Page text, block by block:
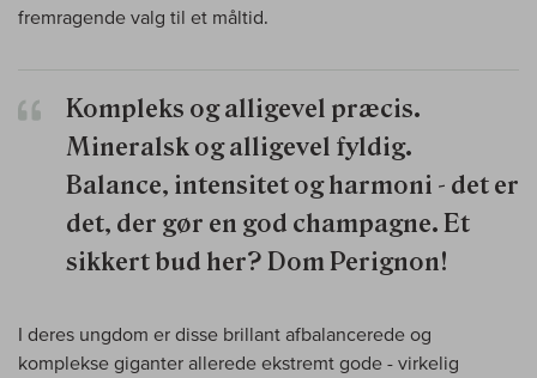
fremragende valg til et måltid.
Kompleks og alligevel præcis.
Mineralsk og alligevel fyldig.
Balance, intensitet og harmoni - det er
det, der gør en god champagne. Et
sikkert bud her? Dom Perignon!
I deres ungdom er disse brillant afbalancerede og
komplekse giganter allerede ekstremt gode - virkelig